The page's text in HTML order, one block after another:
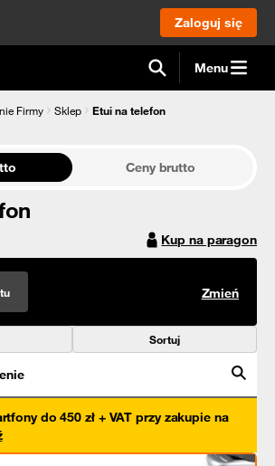
Zaloguj się
Menu
Firmy Sklep Etui na telefon
Ceny brutto
Kup na paragon
Zmień
Sortuj
do 450 zł + VAT przy zakupie na